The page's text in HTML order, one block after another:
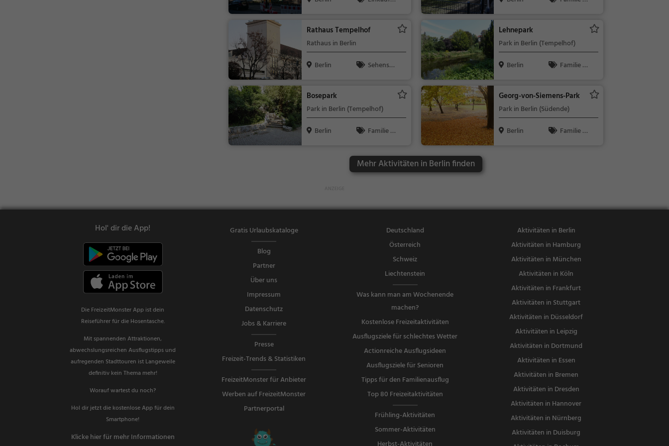
henswürdigk
Rathaus Tempelhof
Rathaus in Berlin
Berlin
Sehensw
Lehnepark
Park in Berlin (Tempelhof)
Berlin
Familie &
Bosepark
Park in Berlin (Tempelhof)
Berlin
Familie &
Georg-von-Siemens-Park
Park in Berlin (Südende)
Berlin
Familie &
Mehr Aktivitäten in Berlin finden
Hol' dir die App!
Die FreizeitMonster App ist dein
Reiseführer für die Hosentasche.
Mit spannenden Attraktionen,
abwechslungsreichen Ausflugstipps und
aufregenden Stadttouren ist Langeweile
definitiv kein Thema mehr!
Worauf wartest du noch?
Hol dir jetzt die kostenlose App für dein
Smartphone!
Klicke hier für mehr Informationen
Gratis Urlaubskataloge
Blog
Partner
Über uns
Impressum
Datenschutz
Jobs & Karriere
Presse
Freizeit-Trends & Statistiken
FreizeitMonster für Anbieter
Werben auf FreizeitMonster
Partnerportal
Deutschland
Österreich
Schweiz
Liechtenstein
Was kann man am Wochenende
machen?
Kostenlose Freizeitaktivitäten
Ausflugsziele für schlechtes Wetter
Actionreiche Ausflugsideen
Ausflugsziele für Senioren
Tipps für den Familienausflug
Top 80 Freizeitaktivitäten
Frühling-Aktivitäten
Sommer-Aktivitäten
Aktivitäten in Berlin
Aktivitäten in Hamburg
Aktivitäten in München
Aktivitäten in Köln
Aktivitäten in Frankfurt
Aktivitäten in Stuttgart
Aktivitäten in Düsseldorf
Aktivitäten in Leipzig
Aktivitäten in Dortmund
Aktivitäten in Essen
Aktivitäten in Bremen
Aktivitäten in Dresden
Aktivitäten in Hannover
Aktivitäten in Nürnberg
Aktivitäten in Duisburg